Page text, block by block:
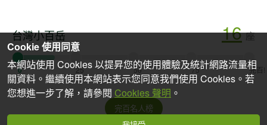
台灣小百岳 16 座
0 25 50 75 完百!
完百名人榜
Cookie 使用同意
本網站使用 Cookies 以提昇您的使用體驗及統計網路流量相
關資料。繼續使用本網站表示您同意我們使用 Cookies。若
您想進一步了解，請參閱 Cookies 聲明 。